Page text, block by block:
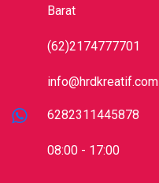
Barat
(62)2174777701
info@hrdkreatif.com
6282311445878
08:00 - 17:00